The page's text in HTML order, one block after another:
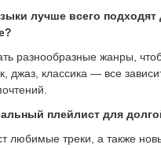
лучше всего подходят
разнообразные жанры,
джаз, классика — все
плейлист для
любимые треки, а также